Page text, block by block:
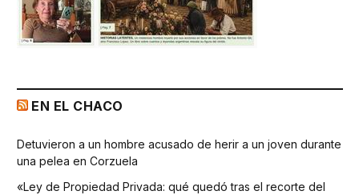
EN EL CHACO
Detuvieron a un hombre acusado de herir a un joven durante
una pelea en Corzuela
«Ley de Propiedad Privada: qué quedó tras el recorte del